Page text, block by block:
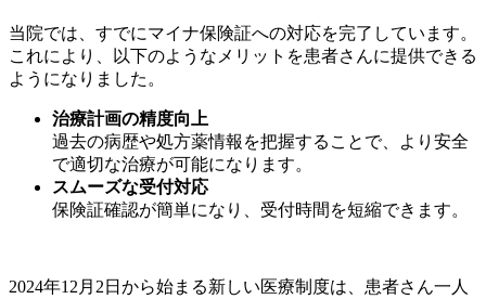
当院では、すでにマイナ保険証への対応を完了しています。
これにより、以下のようなメリットを患者さんに提供できる
ようになりました。
治療計画の精度向上
過去の病歴や処方薬情報を把握することで、より安全
で適切な治療が可能になります。
スムーズな受付対応
保険証確認が簡単になり、受付時間を短縮できます。
2024年12月2日から始まる新しい医療制度は、患者さん一人